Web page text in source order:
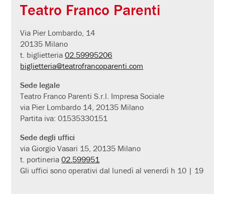
Teatro Franco Parenti
Via Pier Lombardo, 14
20135 Milano
t. biglietteria02.59995206
biglietteria@teatrofrancoparenti.com
Sede legale
Teatro Franco Parenti S.r.l. Impresa Sociale
via Pier Lombardo 14, 20135 Milano
Partita iva: 01535330151
Sede degli uffici
via Giorgio Vasari 15, 20135 Milano
t. portineria02.599951
Gli uffici sono operativi dal lunedì al venerdì h 10 | 19